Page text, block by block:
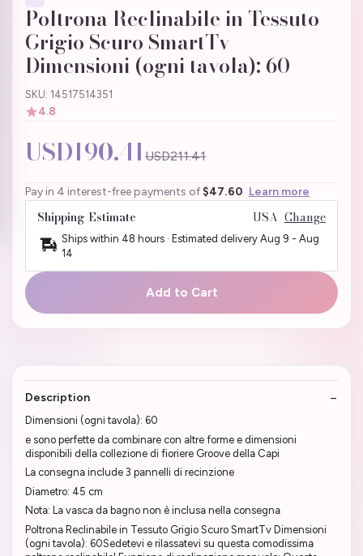
Poltrona Reclinabile in Tessuto
Grigio Scuro SmartTv
Dimensioni (ogni tavola): 60
SKU: 14517514351
4.8
USD190.41 USD211.41
Pay in 4 interest-free payments of $47.60 Learn more
Shipping Estimate USA Change
Ships within 48 hours · Estimated delivery Aug 9 - Aug
14
Add to Cart
Description
Dimensioni (ogni tavola): 60
e sono perfette da combinare con altre forme e dimensioni
disponibili della collezione di fioriere Groove della Capi
La consegna include 3 pannelli di recinzione
Diametro: 45 cm
Nota: La vasca da bagno non è inclusa nella consegna
Poltrona Reclinabile in Tessuto Grigio Scuro SmartTv Dimensioni
(ogni tavola): 60Sedetevi e rilassatevi su questa comodissima